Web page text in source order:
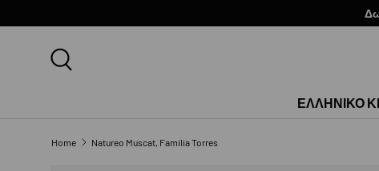
SKIP TO CONTENT
ΕΛΛΗΝΙΚΟ
Home Natureo Muscat, Familia Torres